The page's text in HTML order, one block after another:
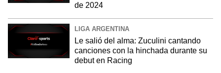
de 2024
LIGA ARGENTINA
Le salió del alma: Zuculini cantando
canciones con la hinchada durante su
debut en Racing